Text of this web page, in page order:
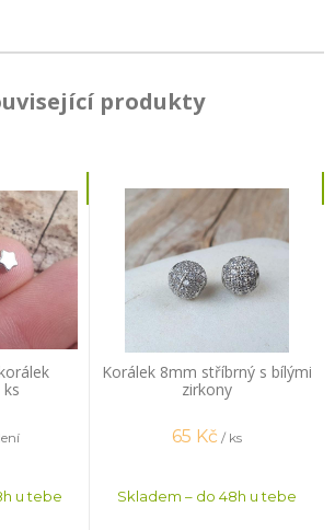
produkty
u tebe
Korálek 8mm stříbrný s bílými
zirkony
65 Kč / ks
Skladem – do 48h u tebe